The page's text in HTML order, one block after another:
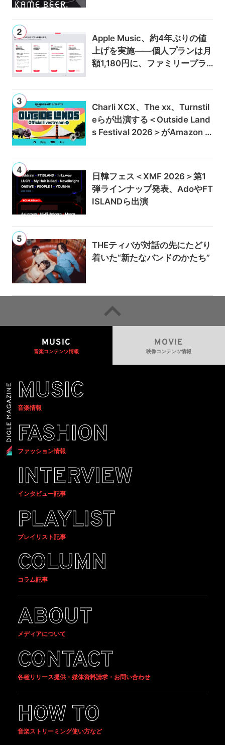
Apple Music、約4年ぶりの値
上げを実施——個人プランは月
額1,180円に、ファミリープラ
Charli XCX、The xx、Turnstil
eらが出演する＜Outside Land
s Festival 2026＞がAmazon M
ブ配信
日韓フェス＜XMF 2026＞第1
弾ラインナップ発表、AdoやFT
ISLANDら出演
THEティバが対話の先にたどり
着いた“新たなバンドのかたち”
MUSIC
音楽コンテンツ情報
MOVIE
映像コンテンツ情報
MUSIC
音楽情報
FASHION
ファッション情報
INTERVIEW
インタビュー記事
PLAYLIST
プレイリスト記事
COLUMN
コラム記事
ABOUT
メディアについて
CONTACT
各種リリース提供・媒体資料請求・お問い合わせ
HOW TO
音楽ストリーミング使い方など